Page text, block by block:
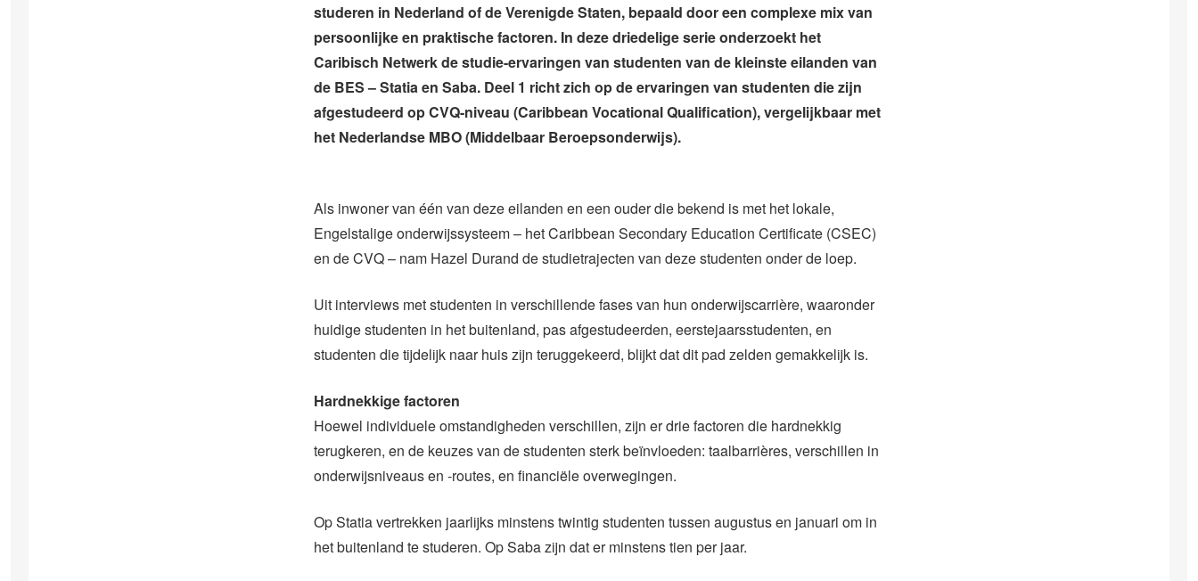
studeren in Nederland of de Verenigde Staten, bepaald door een complexe mix van
persoonlijke en praktische factoren. In deze driedelige serie onderzoekt het
Caribisch Netwerk de studie-ervaringen van studenten van de kleinste eilanden van
de BES – Statia en Saba. Deel 1 richt zich op de ervaringen van studenten die zijn
afgestudeerd op CVQ-niveau (Caribbean Vocational Qualification), vergelijkbaar met
het Nederlandse MBO (Middelbaar Beroepsonderwijs).
Als inwoner van één van deze eilanden en een ouder die bekend is met het lokale,
Engelstalige onderwijssysteem – het Caribbean Secondary Education Certificate (CSEC)
en de CVQ – nam Hazel Durand de studietrajecten van deze studenten onder de loep.
Uit interviews met studenten in verschillende fases van hun onderwijscarrière, waaronder
huidige studenten in het buitenland, pas afgestudeerden, eerstejaarsstudenten, en
studenten die tijdelijk naar huis zijn teruggekeerd, blijkt dat dit pad zelden gemakkelijk is.
Hardnekkige factoren
Hoewel individuele omstandigheden verschillen, zijn er drie factoren die hardnekkig
terugkeren, en de keuzes van de studenten sterk beïnvloeden: taalbarrières, verschillen in
onderwijsniveaus en -routes, en financiële overwegingen.
Op Statia vertrekken jaarlijks minstens twintig studenten tussen augustus en januari om in
het buitenland te studeren. Op Saba zijn dat er minstens tien per jaar.